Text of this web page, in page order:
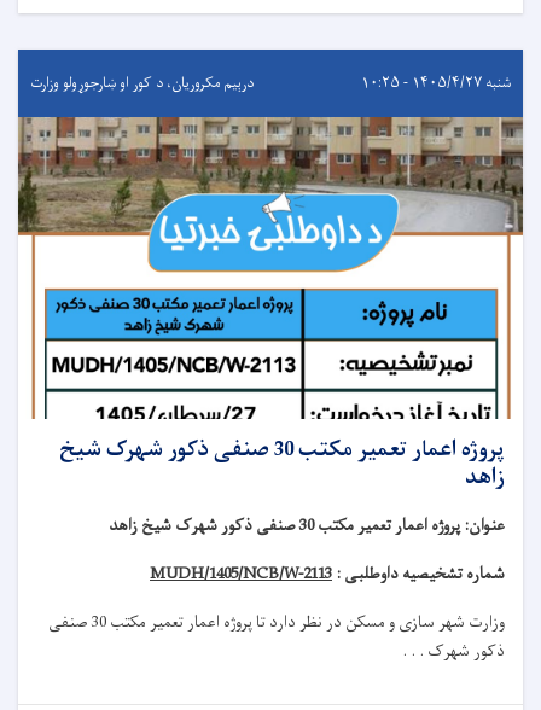
شنبه ۱۴۰۵/۴/۲۷ - ۱۰:۲۵ درېيم مکروریان، د کور او ښارجوړولو وزارت
پروژه اعمار تعمیر مکتب 30 صنفی ذکور شهرک شیخ
زاهد
عنوان: پروژه اعمار تعمیر مکتب 30 صنفی ذکور شهرک شیخ زاهد
شماره تشخیصیه داوطلبی : MUDH/1405/NCB/W-2113
وزارت شهر سازی و مسکن در نظر دارد تاپروژه
اعمار تعمیر مکتب 30 صنفی
ذکور شهرک . . .